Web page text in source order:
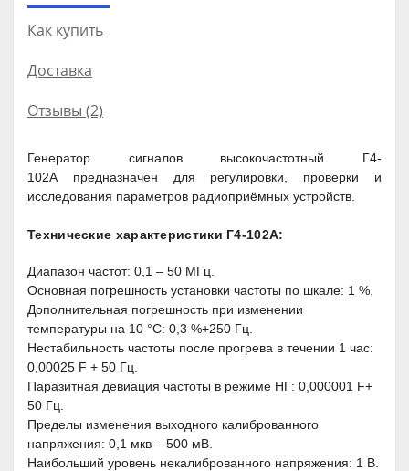
Как купить
Доставка
Отзывы (2)
Генератор сигналов высокочастотный Г4-
102А предназначен для регулировки, проверки и
исследования параметров радиоприёмных устройств.
Технические характеристики Г4-102А:
Диапазон частот: 0,1 – 50 МГц.
Основная погрешность установки частоты по шкале: 1 %.
Дополнительная погрешность при изменении
температуры на 10 °С: 0,3 %+250 Гц.
Нестабильность частоты после прогрева в течении 1 час:
0,00025 F + 50 Гц.
Паразитная девиация частоты в режиме НГ: 0,000001 F+
50 Гц.
Пределы изменения выходного калиброванного
напряжения: 0,1 мкв – 500 мВ.
Наибольший уровень некалиброванного напряжения: 1 В.